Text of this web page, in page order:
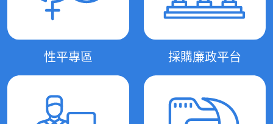
性平專區 採購廉政平台